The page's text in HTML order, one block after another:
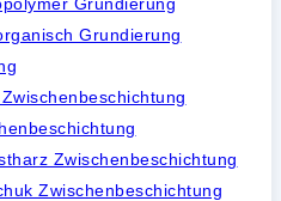
Grundierung
Zwischenbeschichtung
Zwischenbeschichtung